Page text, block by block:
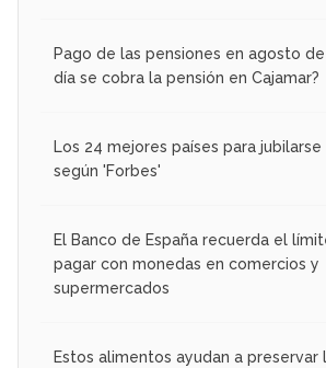
Pago de las pensiones en agosto
día se cobra la pensión en Cajamar?
Los 24 mejores países para jubilarse
según 'Forbes'
El Banco de España recuerda el
pagar con monedas en comercios y
supermercados
Estos alimentos ayudan a preservar